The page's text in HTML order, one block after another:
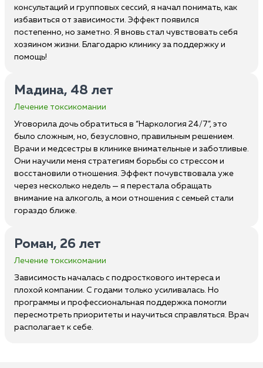
консультаций и групповых сессий, я начал понимать, как
избавиться от зависимости. Эффект появился
постепенно, но заметно. Я вновь стал чувствовать себя
хозяином жизни. Благодарю клинику за поддержку и
помощь!
Мадина, 48 лет
Лечение токсикомании
Уговорила дочь обратиться в “Наркология 24/7”, это
было сложным, но, безусловно, правильным решением.
Врачи и медсестры в клинике внимательные и заботливые.
Они научили меня стратегиям борьбы со стрессом и
восстановили отношения. Эффект почувствовала уже
через несколько недель — я перестала обращать
внимание на алкоголь, а мои отношения с семьей стали
гораздо ближе.
Роман, 26 лет
Лечение токсикомании
Зависимость началась с подросткового интереса и
плохой компании. С годами только усиливалась. Но
программы и профессиональная поддержка помогли
пересмотреть приоритеты и научиться справляться. Врач
располагает к себе.